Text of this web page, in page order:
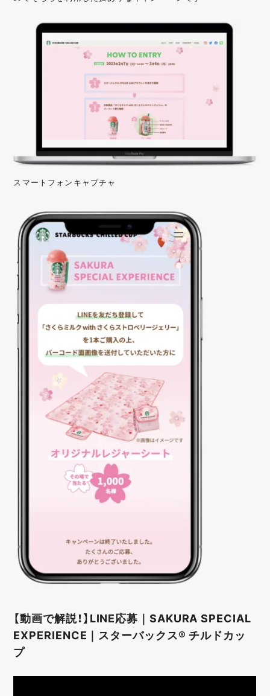
スマートフォンキャプチャ
【動画で解説！】LINE応募｜SAKURA SPECIAL
EXPERIENCE｜スターバックス® チルドカッ
プ